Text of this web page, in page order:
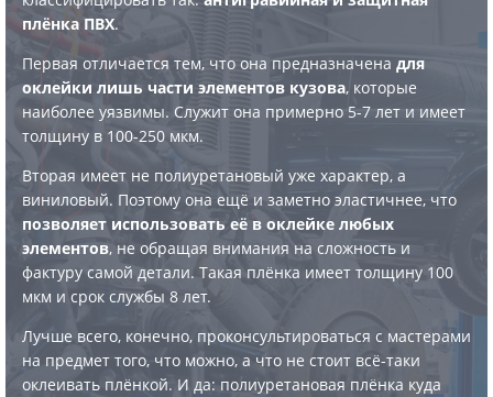
плёнка ПВХ.
Первая отличается тем, что она предназначена для
оклейки лишь части элементов кузова, которые
наиболее уязвимы. Служит она примерно 5-7 лет и имеет
толщину в 100-250 мкм.
Вторая имеет не полиуретановый уже характер, а
виниловый. Поэтому она ещё и заметно эластичнее, что
позволяет использовать её в оклейке любых
элементов, не обращая внимания на сложность и
фактуру самой детали. Такая плёнка имеет толщину 100
мкм и срок службы 8 лет.
Лучше всего, конечно, проконсультироваться с мастерами
на предмет того, что можно, а что не стоит всё-таки
оклеивать плёнкой. И да: полиуретановая плёнка куда